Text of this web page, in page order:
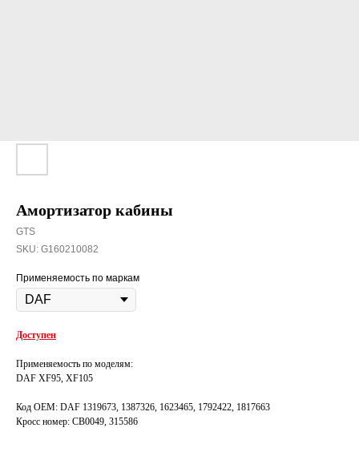
Амортизатор кабины
GTS
SKU: G160210082
Применяемость по маркам
Доступен
Применяемость по моделям:
DAF XF95, XF105
Код OEM: DAF 1319673, 1387326, 1623465, 1792422, 1817663
Кросс номер: CB0049, 315586